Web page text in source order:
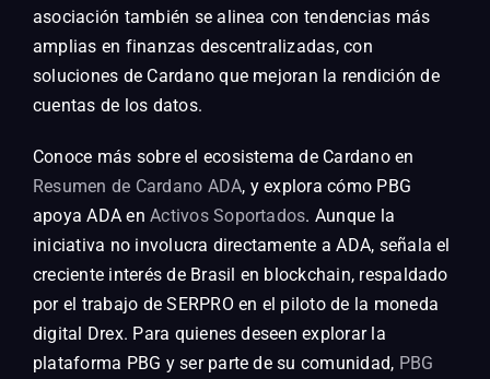
asociación también se alinea con tendencias más
amplias en finanzas descentralizadas, con
soluciones de Cardano que mejoran la rendición de
cuentas de los datos.
Conoce más sobre el ecosistema de Cardano en
Resumen de Cardano ADA, y explora cómo PBG
apoya ADA enActivos Soportados. Aunque la
iniciativa no involucra directamente a ADA, señala el
creciente interés de Brasil en blockchain, respaldado
por el trabajo de SERPRO en el piloto de la moneda
digital Drex. Para quienes deseen explorar la
plataforma PBG y ser parte de su comunidad, PBG